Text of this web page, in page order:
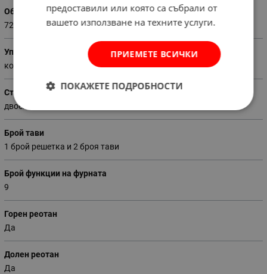
Обем на фурната (литри)
72
Управление
комбинирано
Стъклопакет
двоен
Брой тави
1 брой решетка и 2 броя тави
Брой функции на фурната
9
Горен реотан
Да
Долен реотан
Да
предоставили или която са събрали от
вашето използване на техните услуги.
ПРИЕМЕТЕ ВСИЧКИ
ПОКАЖЕТЕ ПОДРОБНОСТИ